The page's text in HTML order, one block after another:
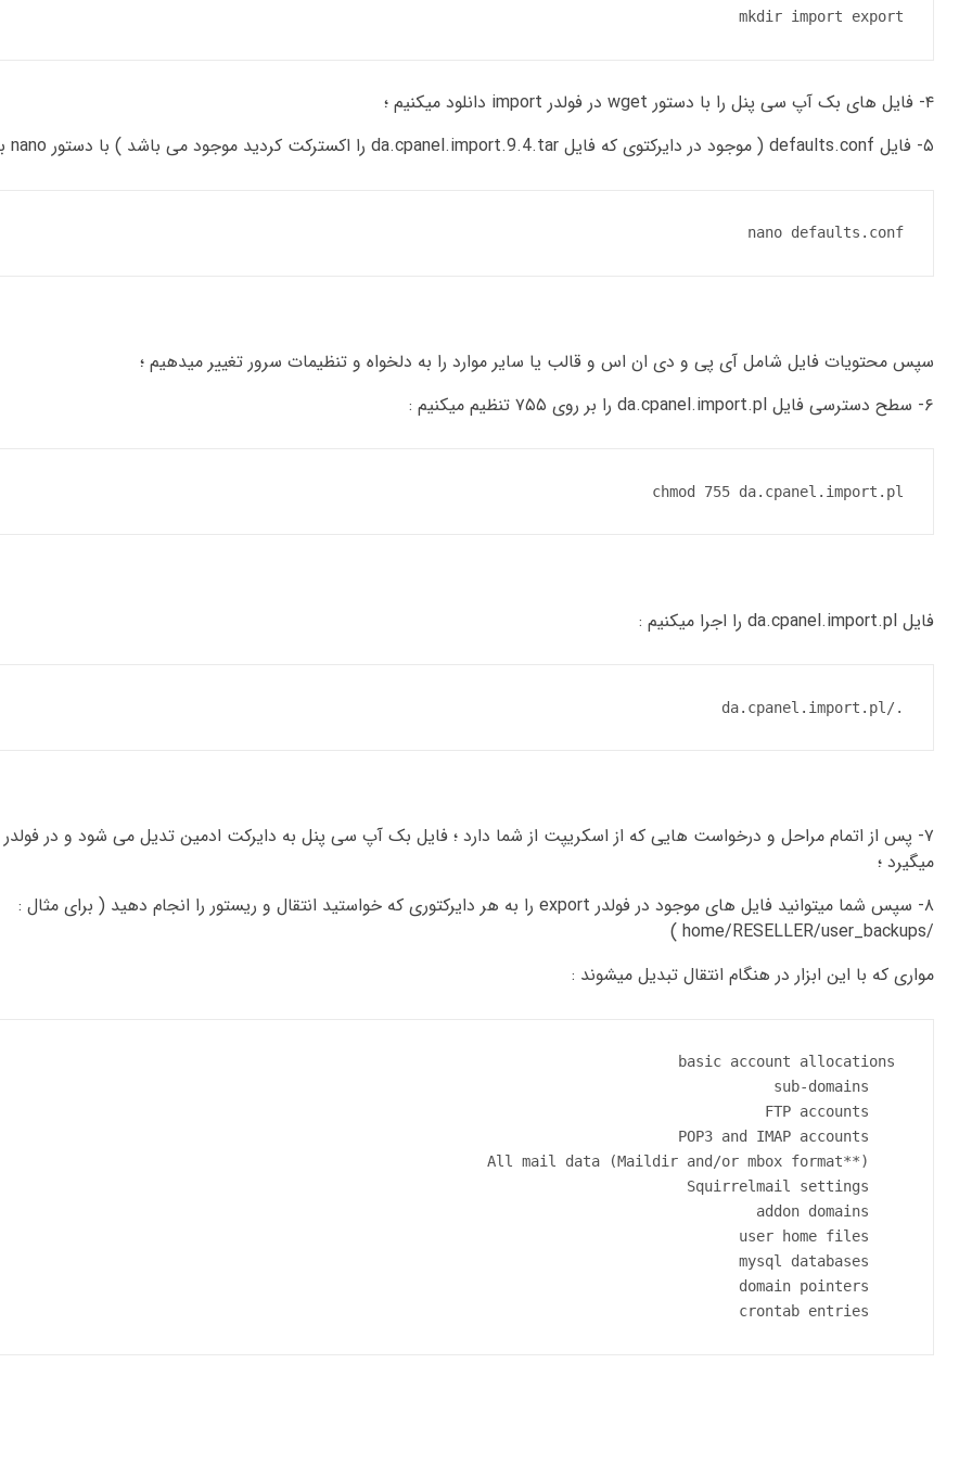
mkdir import export
۴- فایل های بک آپ سی پنل را با دستور wget در فولدر import دانلود میکنیم ؛
۵- فایل defaults.conf ( موجود در دایرکتوی که فایل da.cpanel.import.9.4.tar را اکسترکت کردید موجود می باشد ) با دستور nano باز میکنیم :
nano defaults.conf
سپس محتویات فایل شامل آی پی و دی ان اس و قالب یا سایر موارد را به دلخواه و تنظیمات سرور تغییر میدهیم ؛
۶- سطح دسترسی فایل da.cpanel.import.pl را بر روی ۷۵۵ تنظیم میکنیم :
chmod 755 da.cpanel.import.pl
فایل da.cpanel.import.pl را اجرا میکنیم :
./da.cpanel.import.pl
میگیرد ؛
۸- سپس شما میتوانید فایل های موجود در فولدر export را به هر دایرکتوری که خواستید انتقال و ریستور را انجام دهید ( برای مثال :
/home/RESELLER/user_backups )
مواری که با این ابزار در هنگام انتقال تبدیل میشوند :